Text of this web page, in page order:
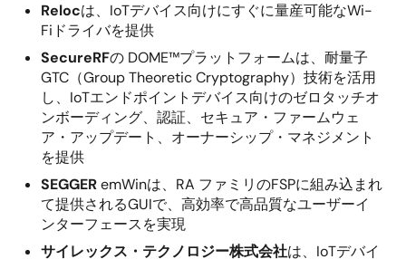
Relocは、IoTデバイス向けにすぐに量産可能なWi-
Fiドライバを提供
SecureRFの DOME™プラットフォームは、耐量子
GTC（Group Theoretic Cryptography）技術を活用
し、IoTエンドポイントデバイス向けのゼロタッチオ
ンボーディング、認証、セキュア・ファームウェ
ア・アップデート、オーナーシップ・マネジメント
を提供
SEGGERemWinは、RA ファミリのFSPに組み込まれ
て提供されるGUIで、高効率で高品質なユーザーイ
ンターフェースを実現
サイレックス・テクノロジー株式会社は、IoTデバイ